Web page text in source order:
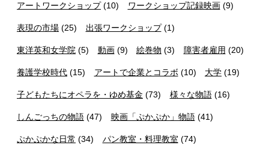
アートワークショップ(10) ワークショップ記録映画(9)
表現の市場 (25) 出張ワークショップ(1)
東洋英和女学院 (5) 動画(9) 絵巻物 (3) 障害者雇用 (20)
養護学校時代 (15) アートで企業とコラボ (10) 大学 (19)
子どもたちにオペラを・ゆめ基金 (73) 様々な物語(16)
しんごっちの物語 (47) 映画「ぷかぷか」物語(41)
ぷかぷかな日常 (34) パン教室・料理教室 (74)